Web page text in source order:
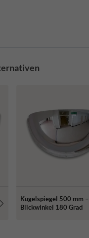
Kugelspiegel 500 mm –
Blickwinkel 180 Grad